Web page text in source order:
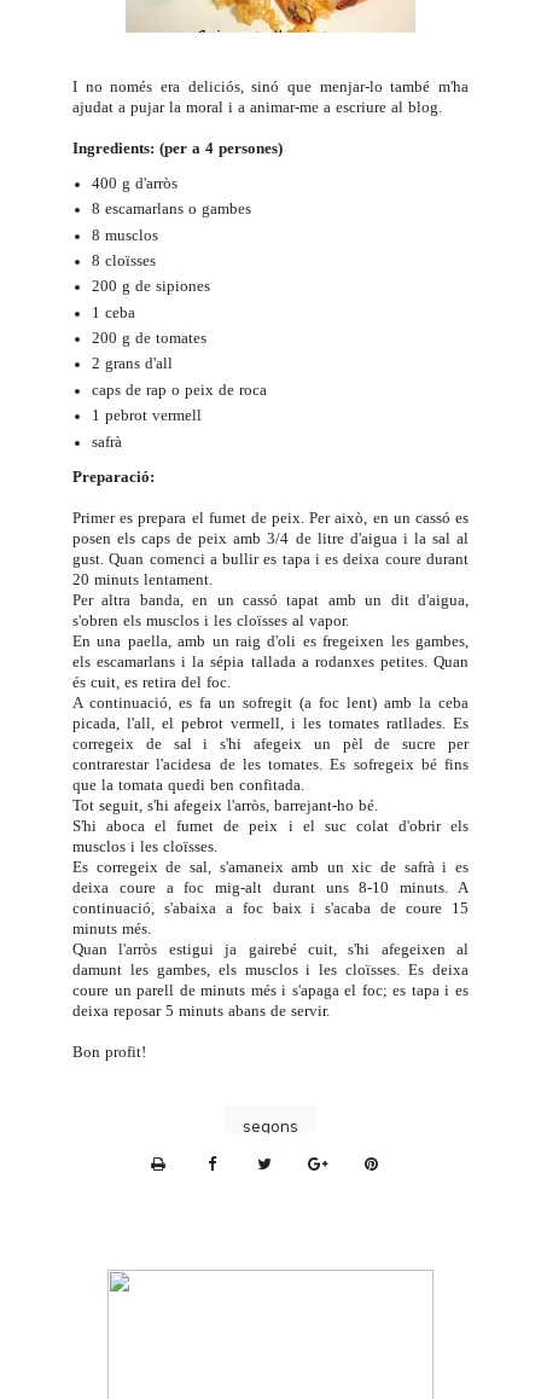
I no només era deliciós, sinó que menjar-lo també m'ha
ajudat a pujar la moral i a animar-me a escriure al blog.
Ingredients: (per a 4 persones)
400 g d'arròs
8 escamarlans o gambes
8 musclos
8 cloïsses
200 g de sipiones
1 ceba
200 g de tomates
2 grans d'all
caps de rap o peix de roca
1 pebrot vermell
safrà
Preparació:
Primer es prepara el fumet de peix. Per això, en un cassó es
posen els caps de peix amb 3/4 de litre d'aigua i la sal al
gust. Quan comenci a bullir es tapa i es deixa coure durant
20 minuts lentament.
Per altra banda, en un cassó tapat amb un dit d'aigua,
s'obren els musclos i les cloïsses al vapor.
En una paella, amb un raig d'oli es fregeixen les gambes,
els escamarlans i la sépia tallada a rodanxes petites. Quan
és cuit, es retira del foc.
A continuació, es fa un sofregit (a foc lent) amb la ceba
picada, l'all, el pebrot vermell, i les tomates ratllades. Es
corregeix de sal i s'hi afegeix un pèl de sucre per
contrarestar l'acidesa de les tomates. Es sofregeix bé fins
que la tomata quedi ben confitada.
Tot seguit, s'hi afegeix l'arròs, barrejant-ho bé.
S'hi aboca el fumet de peix i el suc colat d'obrir els
musclos i les cloïsses.
Es corregeix de sal, s'amaneix amb un xic de safrà i es
deixa coure a foc mig-alt durant uns 8-10 minuts. A
continuació, s'abaixa a foc baix i s'acaba de coure 15
minuts més.
Quan l'arròs estigui ja gairebé cuit, s'hi afegeixen al
damunt les gambes, els musclos i les cloïsses. Es deixa
coure un parell de minuts més i s'apaga el foc; es tapa i es
deixa reposar 5 minuts abans de servir.
Bon profit!
segons
n